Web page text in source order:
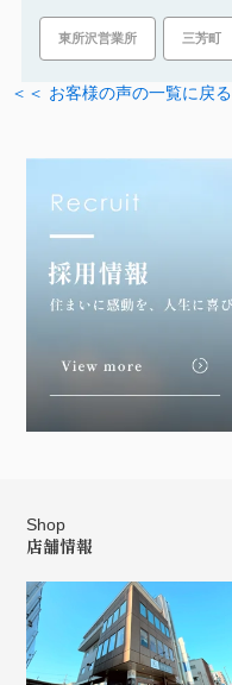
東所沢営業所 三芳町
＜＜ お客様の声の一覧に戻る
Shop
店舗情報